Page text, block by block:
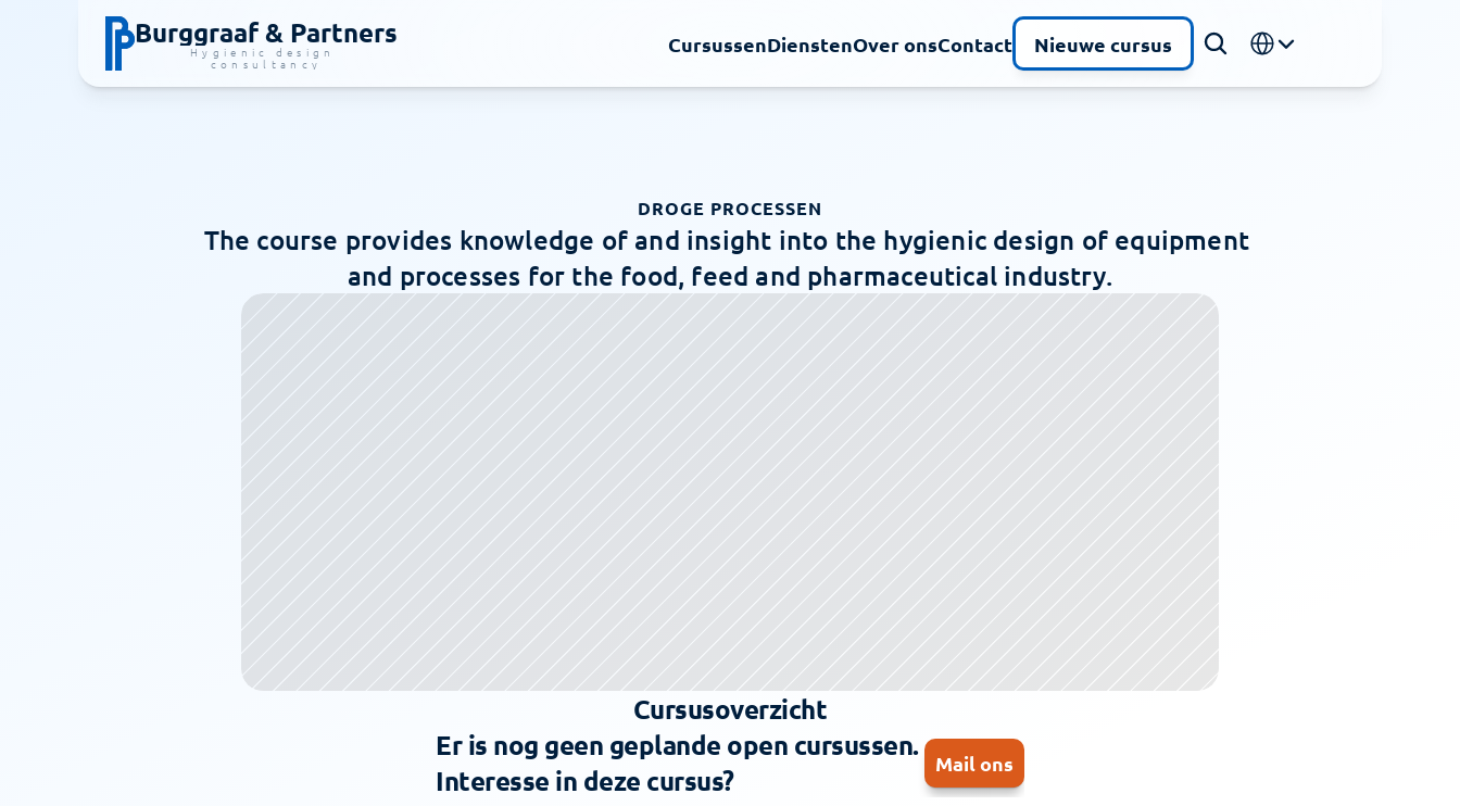
Burggraaf & Partners
Hygienic design
consultancy
CursussenDienstenOver onsContact Nieuwe cursus
DROGE PROCESSEN
The course provides knowledge of and insight into the hygienic design of equipment
and processes for the food, feed and pharmaceutical industry.
Cursusoverzicht
Er is nog geen geplande open cursussen.
Interesse in deze cursus?
Mail ons